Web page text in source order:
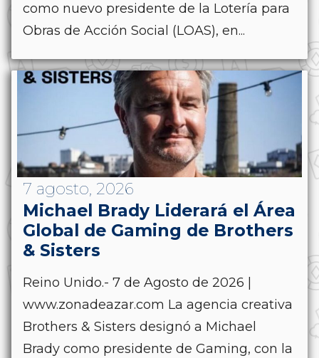
como nuevo presidente de la Lotería para
Obras de Acción Social (LOAS), en...
7 agosto, 2026
Michael Brady Liderará el Área
Global de Gaming de Brothers
& Sisters
Reino Unido.- 7 de Agosto de 2026 |
www.zonadeazar.com La agencia creativa
Brothers & Sisters designó a Michael
Brady como presidente de Gaming, con la